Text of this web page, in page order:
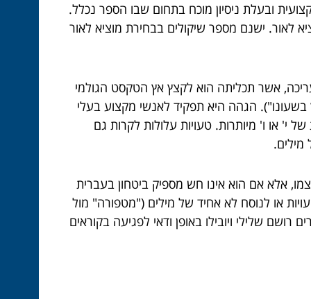
ובעלת ניסיון מוכח בתחום שבו הספר נכלל.
לאור. ישנם מספר שיקולים בבחירת מוציא לאור
אשר תכליתה הוא לקצץ אץ הטקסט הגולמי
בשעונו"). הגהה היא תפקיד לאנשי מקצוע בעלי
י' או ו' מיותרות. טעויות עלולות לקרות גם
אלא אם הוא אינו חש מספיק ביטחון בעברית
או לנוסח לא אחיד של מילים ("מטפורה" מול
שלילי ויובילו באופן ודאי לפגיעה בקוראים